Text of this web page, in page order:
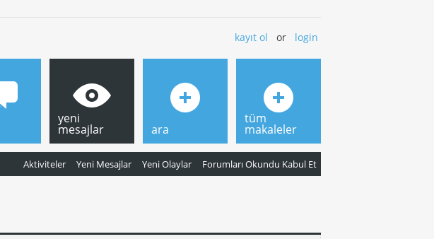
kayıt ol or login
yeni
mesajlar
Aktiviteler Yeni Mesajlar Yeni Olaylar Forumları Okundu Kabul Et
ara
tüm
makaleler